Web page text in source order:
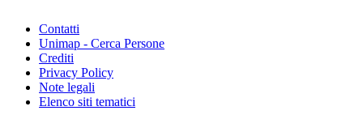
Contatti
Unimap - Cerca Persone
Crediti
Privacy Policy
Note legali
Elenco siti tematici